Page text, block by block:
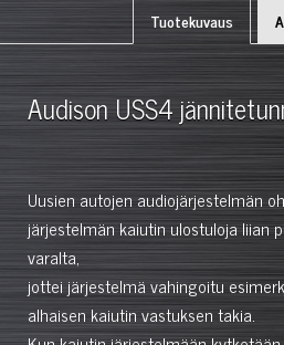
Tuotekuvaus
Audison USS4
Uusien autojen audiojärjestelmän
järjestelmän kaiutin ulostuloja liian
varalta,
jottei järjestelmä vahingoitu
alhaisen kaiutin vastuksen takia.